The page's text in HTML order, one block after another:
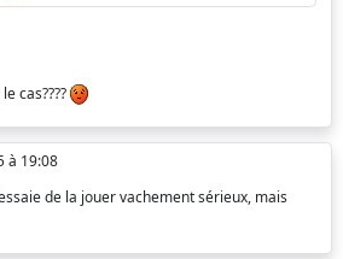
cas????
à 19:08
de la jouer vachement sérieux, mais